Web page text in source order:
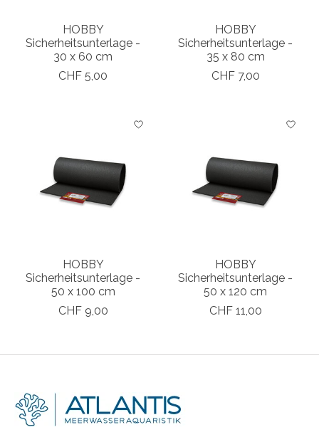
HOBBY
Sicherheitsunterlage -
30 x 60 cm
CHF 5,00
HOBBY
Sicherheitsunterlage -
35 x 80 cm
CHF 7,00
HOBBY
Sicherheitsunterlage -
50 x 100 cm
CHF 9,00
HOBBY
Sicherheitsunterlage -
50 x 120 cm
CHF 11,00